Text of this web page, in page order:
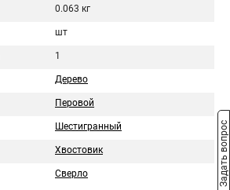
0.063 кг
шт
1
Дерево
Перовой
Шестигранный
Хвостовик
Сверло Задать вопрос